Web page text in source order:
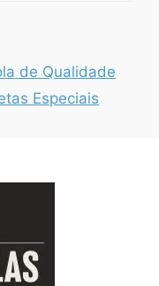
de Qualidade
Especiais